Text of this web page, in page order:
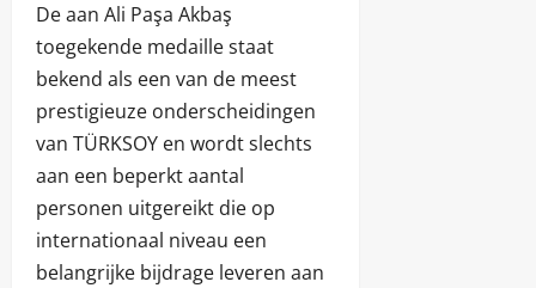
De aan Ali Paşa Akbaş
toegekende medaille staat
bekend als een van de meest
prestigieuze onderscheidingen
van TÜRKSOY en wordt slechts
aan een beperkt aantal
personen uitgereikt die op
internationaal niveau een
belangrijke bijdrage leveren aan